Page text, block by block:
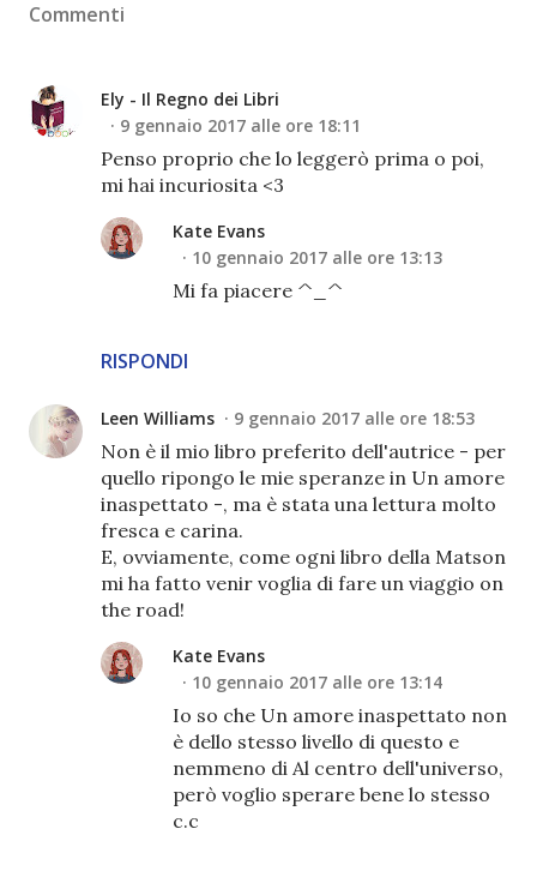
Commenti
Ely - Il Regno dei Libri
9 gennaio 2017 alle ore 18:11
Penso proprio che lo leggerò prima o poi,
mi hai incuriosita <3
RISPONDI
Kate Evans
10 gennaio 2017 alle ore 13:13
Mi fa piacere ^_^
Leen Williams 9 gennaio 2017 alle ore 18:53
Non è il mio libro preferito dell'autrice - per
quello ripongo le mie speranze in Un amore
inaspettato -, ma è stata una lettura molto
fresca e carina.
E, ovviamente, come ogni libro della Matson
mi ha fatto venir voglia di fare un viaggio on
the road!
Kate Evans
10 gennaio 2017 alle ore 13:14
Io so che Un amore inaspettato non
è dello stesso livello di questo e
nemmeno di Al centro dell'universo,
però voglio sperare bene lo stesso
c.c